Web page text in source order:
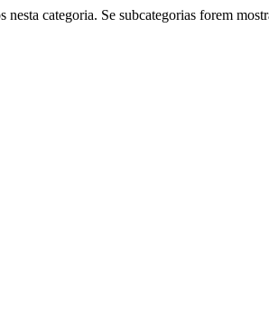
nesta categoria. Se subcategorias forem